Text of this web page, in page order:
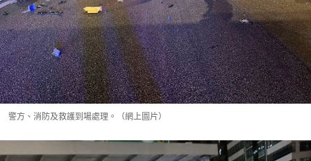
警方、消防及救護到場處理。（網上圖片）